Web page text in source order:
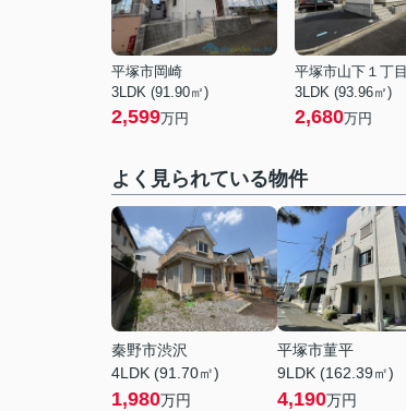
平塚市岡崎
3LDK (91.90㎡)
2,599万円
平塚市山下１丁目
3LDK (93.96㎡)
2,680万円
よく見られている物件
秦野市渋沢
4LDK (91.70㎡)
1,980万円
平塚市菫平
9LDK (162.39㎡)
4,190万円